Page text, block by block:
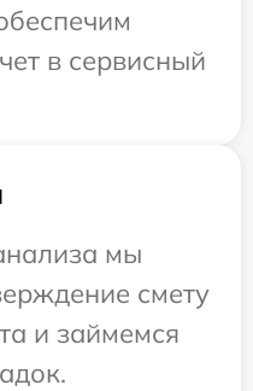
в сервисный
мы
смету
и займемся